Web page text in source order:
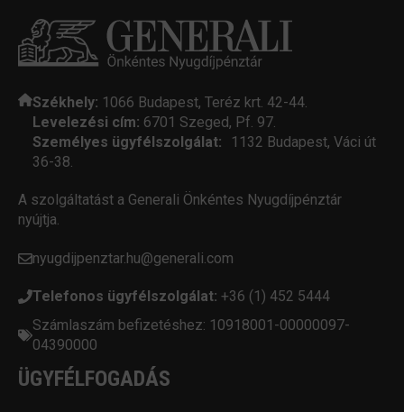
Székhely: 1066 Budapest, Teréz krt. 42-44.
Levelezési cím: 6701 Szeged, Pf. 97.
Személyes ügyfélszolgálat: 1132 Budapest, Váci út
36-38.
A szolgáltatást a Generali Önkéntes Nyugdíjpénztár
nyújtja.
nyugdijpenztar.hu@generali.com
Telefonos ügyfélszolgálat: +36 (1) 452 5444
Számlaszám befizetéshez: 10918001-00000097-
04390000
ÜGYFÉLFOGADÁS